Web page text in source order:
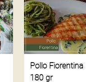
Pollo Fiorentina
180 gr